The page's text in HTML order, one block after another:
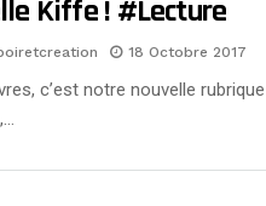
Kiffe ! #Lecture
18 Octobre 2017
c’est notre nouvelle